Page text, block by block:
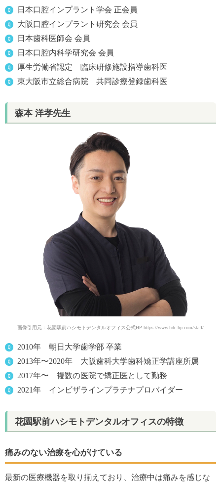
日本口腔インプラント学会 正会員
大阪口腔インプラント研究会 会員
日本歯科医師会 会員
日本口腔内科学研究会 会員
厚生労働省認定 臨床研修施設指導歯科医
東大阪市立総合病院 共同診療登録歯科医
森本 洋孝先生
画像引用元：花園駅前ハシモトデンタルオフィス公式HP https://www.hdc-hp.com/staff/
2010年 朝日大学歯学部 卒業
2013年〜2020年 大阪歯科大学歯科矯正学講座所属
2017年〜 複数の医院で矯正医として勤務
2021年 インビザラインプラチナプロバイダー
花園駅前ハシモトデンタルオフィスの特徴
痛みのない治療を心がけている
最新の医療機器を取り揃えており、治療中は痛みを感じな